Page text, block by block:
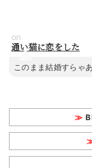
on
通い猫に恋をした
このまま結婚すらゃ